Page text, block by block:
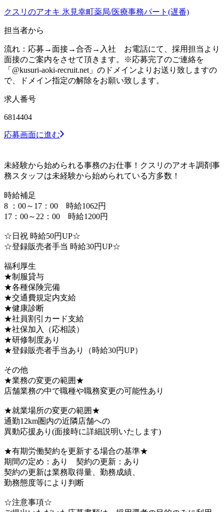
クスリのアオキ 氷見幸町薬局/医療事務パート(遅番)
担当者から
流れ：応募→面接→合否→入社 お電話にて、採用担当より
面接のご案内をさせて頂きます。※応募完了のご連絡を
「@kusuri-aoki-recruit.net」のドメインよりお送り致しますの
で、ドメイン指定の解除をお願い致します。
求人番号
6814404
応募画面に進む
未経験から始められる事務のお仕事！クスリのアオキ調剤事
務スタッフは未経験から始められている方多数！
時給補足
8 ：00～17：00 時給1062円
17：00～22：00 時給1200円
☆日祝 時給50円UP☆
☆登録販売者手当 時給30円UP☆
福利厚生
★制服貸与
★各種保険完備
★交通費規定内支給
★健康診断
★社員割引カード支給
★社保加入（応相談）
★研修制度あり
★登録販売者手当あり（時給30円UP）
その他
★業務の変更の範囲★
店舗業務の中で職種や職務変更の可能性あり
★就業場所の変更の範囲★
通勤12km圏内の近隣店舗への
異動応援あり(面接時に詳細説明いたします)
★有期労働契約を更新する場合の基準★
期間の定め：あり 契約の更新：あり
契約の更新は業務取得量、勤務成績、
勤務態度等により判断
☆注意事項☆